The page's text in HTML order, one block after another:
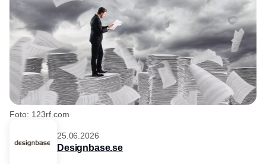
Foto: 123rf.com
25.06.2026
Designbase.se